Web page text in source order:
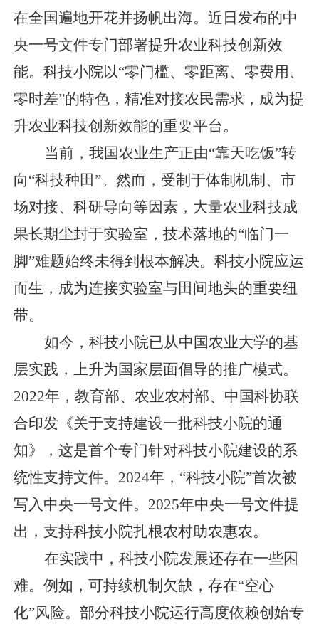
在全国遍地开花并扬帆出海。近日发布的中
央一号文件专门部署提升农业科技创新效
能。科技小院以“零门槛、零距离、零费用、
零时差”的特色，精准对接农民需求，成为提
升农业科技创新效能的重要平台。
当前，我国农业生产正由“靠天吃饭”转
向“科技种田”。然而，受制于体制机制、市
场对接、科研导向等因素，大量农业科技成
果长期尘封于实验室，技术落地的“临门一
脚”难题始终未得到根本解决。科技小院应运
而生，成为连接实验室与田间地头的重要纽
带。
如今，科技小院已从中国农业大学的基
层实践，上升为国家层面倡导的推广模式。
2022年，教育部、农业农村部、中国科协联
合印发《关于支持建设一批科技小院的通
知》，这是首个专门针对科技小院建设的系
统性支持文件。 2024年，“科技小院”首次被
写入中央一号文件。 2025年中央一号文件提
出，支持科技小院扎根农村助农惠农。
在实践中，科技小院发展还存在一些困
难。例如，可持续机制欠缺，存在“空心
化”风险。部分科技小院运行高度依赖创始专